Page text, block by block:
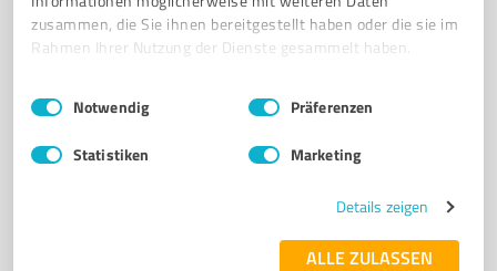
zusammen, die Sie ihnen bereitgestellt haben oder die sie im
Rahmen Ihrer Nutzung der Dienste gesammelt haben.
Impressum Datenschutzbestimmungen
Einwilligungsauswahl
Notwendig Präferenzen
Statistiken Marketing
Details zeigen
ALLE ZULASSEN
Neumarkter Str. 29, 90584 Allersberg
faseroptik-henning.de/
4,00 / 5,00